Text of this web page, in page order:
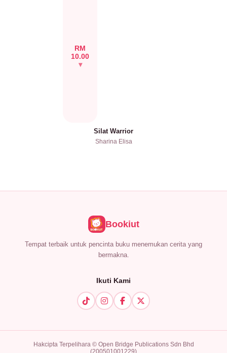
RM
10.00
Silat Warrior
Sharina Elisa
Bookiut
Tempat terbaik untuk pencinta buku menemukan cerita yang
bermakna.
Ikuti Kami
Hakcipta Terpelihara © Open Bridge Publications Sdn Bhd
(200501001229)